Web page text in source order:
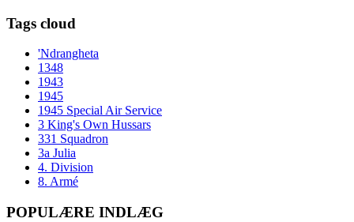
Tags cloud
'Ndrangheta
1348
1943
1945
1945 Special Air Service
3 King's Own Hussars
331 Squadron
3a Julia
4. Division
8. Armé
POPULÆRE INDLÆG